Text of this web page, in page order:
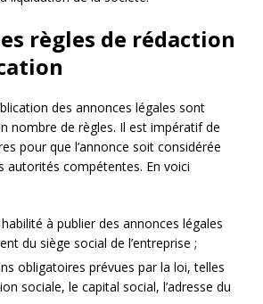
règles de rédaction
des annonces légales sont
nombre de règles. Il est impératif de
pour que l’annonce soit considérée
autorités compétentes. En voici
à publier des annonces légales
du siège social de l’entreprise ;
obligatoires prévues par la loi, telles
sociale, le capital social, l’adresse du